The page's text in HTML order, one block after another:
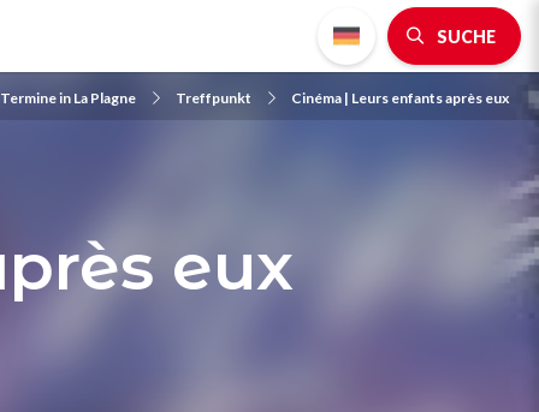
SUCHE
in La Plagne Treffpunkt Cinéma | Leurs enfants après eux
eux